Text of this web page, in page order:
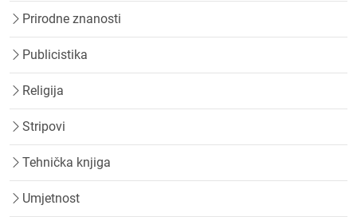
Prirodne znanosti
Publicistika
Religija
Stripovi
Tehnička knjiga
Umjetnost